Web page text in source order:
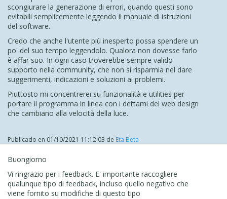
scongiurare la generazione di errori, quando questi sono
evitabili semplicemente leggendo il manuale di istruzioni
del software.
Credo che anche l'utente più inesperto possa spendere un
po' del suo tempo leggendolo. Qualora non dovesse farlo
è affar suo. In ogni caso troverebbe sempre valido
supporto nella community, che non si risparmia nel dare
suggerimenti, indicazioni e soluzioni ai problemi.
Piuttosto mi concentrerei su funzionalità e utilities per
portare il programma in linea con i dettami del web design
che cambiano alla velocità della luce.
Publicado en 01/10/2021 11:12:03 de Eta Beta
Buongiorno
Vi ringrazio per i feedback. E' importante raccogliere
qualunque tipo di feedback, incluso quello negativo che
viene fornito su modifiche di questo tipo